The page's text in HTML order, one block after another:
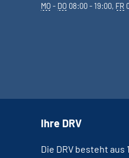
MO- DO 08:00 - 19:00, FR
Ihre DRV
Die DRV besteht aus